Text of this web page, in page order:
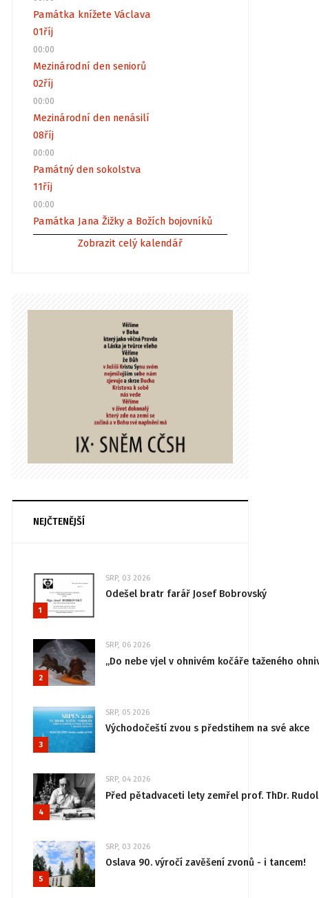
Památka knížete Václava
01říj
00:00
Mezinárodní den seniorů
02říj
00:00
Mezinárodní den nenásilí
08říj
00:00
Památný den sokolstva
11říj
00:00
Památka Jana Žižky a Božích bojovníků
Zobrazit celý kalendář
NEJČTENĚJŠÍ
1
SRP, 03 2026
Odešel bratr farář Josef Bobrovský
2
SRP, 06 2026
„Do nebe vjel v ohnivém kočáře taženého
3
SRP, 05 2026
Východočeští zvou s předstihem na své akce
4
SRP, 04 2026
Před pětadvaceti lety zemřel prof. ThDr.
5
SRP, 03 2026
Oslava 90. výročí zavěšení zvonů - i tancem!